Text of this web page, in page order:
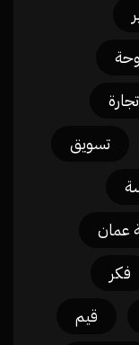
تجارة
تسويق
عمان
فكر
قيم